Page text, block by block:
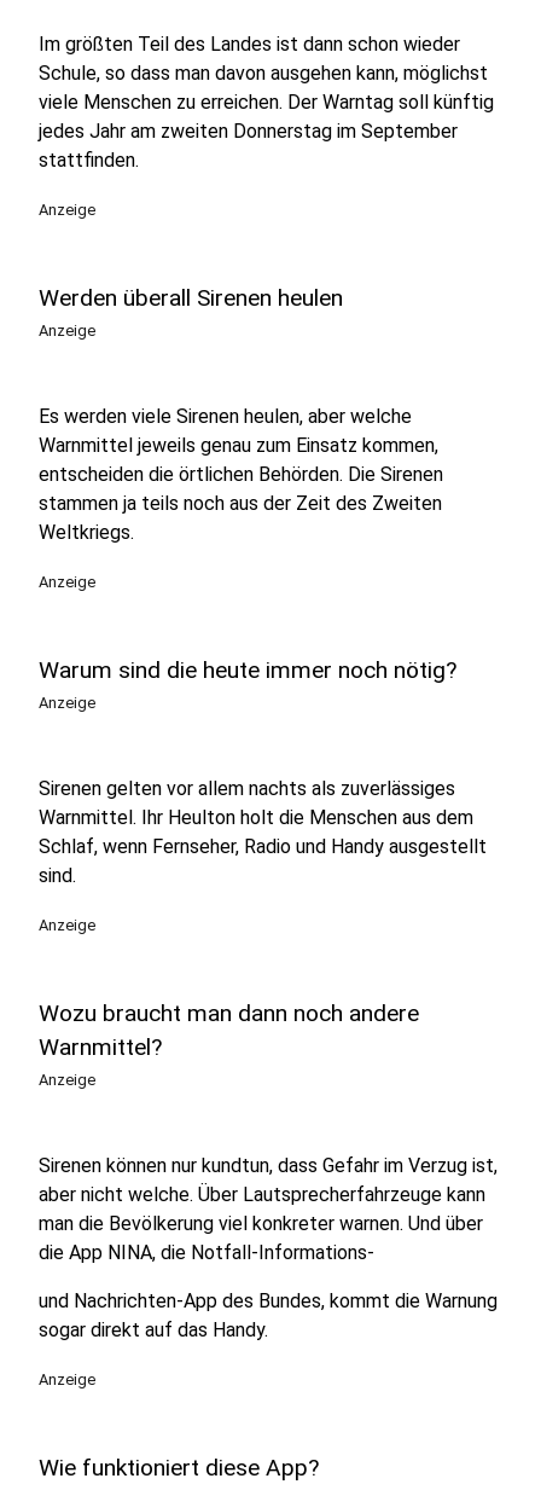
Im größten Teil des Landes ist dann schon wieder
Schule, so dass man davon ausgehen kann, möglichst
viele Menschen zu erreichen. Der Warntag soll künftig
jedes Jahr am zweiten Donnerstag im September
stattfinden.
Anzeige
Werden überall Sirenen heulen
Anzeige
Es werden viele Sirenen heulen, aber welche
Warnmittel jeweils genau zum Einsatz kommen,
entscheiden die örtlichen Behörden. Die Sirenen
stammen ja teils noch aus der Zeit des Zweiten
Weltkriegs.
Anzeige
Warum sind die heute immer noch nötig?
Anzeige
Sirenen gelten vor allem nachts als zuverlässiges
Warnmittel. Ihr Heulton holt die Menschen aus dem
Schlaf, wenn Fernseher, Radio und Handy ausgestellt
sind.
Anzeige
Wozu braucht man dann noch andere
Warnmittel?
Anzeige
Sirenen können nur kundtun, dass Gefahr im Verzug ist,
aber nicht welche. Über Lautsprecherfahrzeuge kann
man die Bevölkerung viel konkreter warnen. Und über
die App NINA, die Notfall-Informations-
und Nachrichten-App des Bundes, kommt die Warnung
sogar direkt auf das Handy.
Anzeige
Wie funktioniert diese App?